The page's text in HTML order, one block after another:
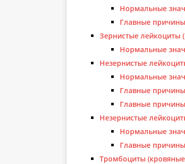
Нормальные
Главные
Зернистые лейкоциты
Нормальные
Незернистые
Нормальные
Главные
Главные
Незернистые
Нормальные
Главные
Тромбоциты